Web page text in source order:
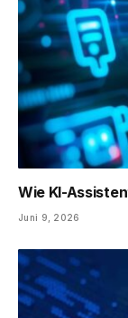
Wie KI-
Juni 9, 2026